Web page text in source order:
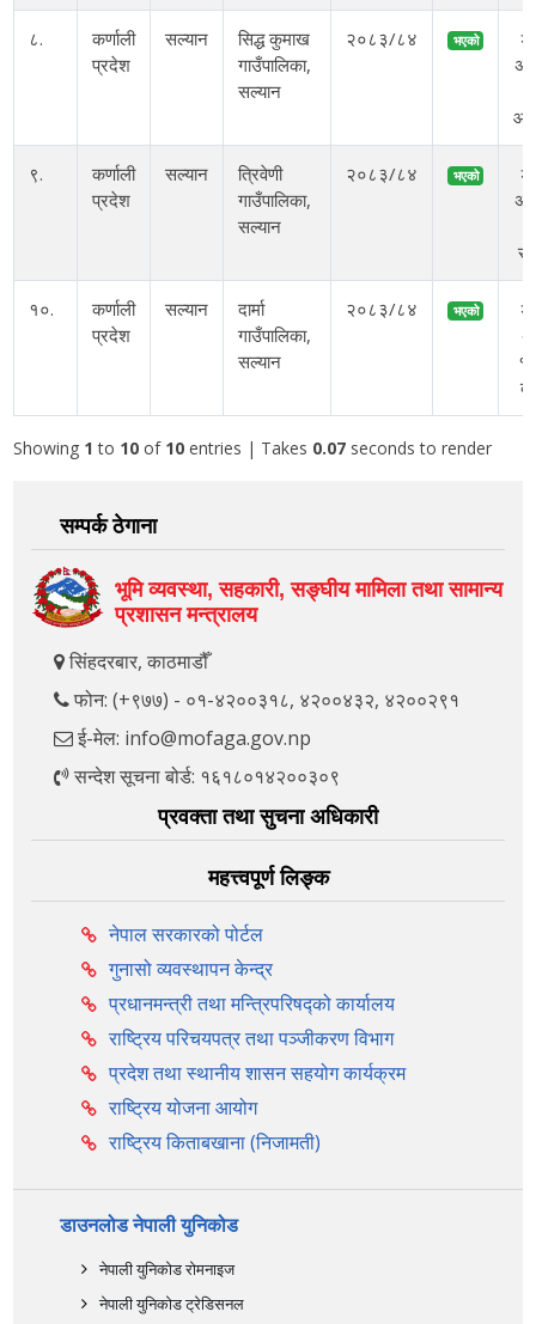
८.
कर्णाली
प्रदेश
सल्यान
सिद्ध कुमाख
गाउँपालिका,
सल्यान
२०८३/८४ भएको
९.
कर्णाली
प्रदेश
सल्यान
त्रिवेणी
गाउँपालिका,
सल्यान
२०८३/८४ भएको
१०.
कर्णाली
प्रदेश
सल्यान
दार्मा
गाउँपालिका,
सल्यान
२०८३/८४ भएको
Showing 1 to 10of 10 entries | Takes 0.07 seconds to render
सम्पर्क ठेगाना
भूमि व्यवस्था, सहकारी, सङ्‍घीय मामिला तथा सामान्य
प्रशासन मन्त्रालय
सिंहदरबार, काठमाडौँ
फोन: (+९७७) - ०१-४२००३१८, ४२००४३२, ४२००२९१
ई-मेल: info@mofaga.gov.np
सन्देश सूचना बोर्ड: १६१८०१४२००३०९
प्रवक्ता तथा सुचना अधिकारी
महत्त्वपूर्ण लिङ्क
नेपाल सरकारको पोर्टल
गुनासो व्यवस्थापन केन्द्र
प्रधानमन्त्री तथा मन्त्रिपरिषद्को कार्यालय
राष्ट्रिय परिचयपत्र तथा पञ्‍जीकरण विभाग
प्रदेश तथा स्थानीय शासन सहयोग कार्यक्रम
राष्ट्रिय योजना आयोग
राष्ट्रिय किताबखाना (निजामती)
डाउनलोड नेपाली युनिकोड
नेपाली युनिकोड रोमनाइज
नेपाली युनिकोड ट्रेडिसनल